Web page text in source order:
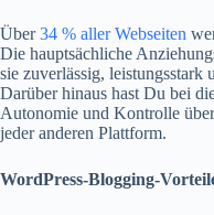
Über34 % aller Webseiten
Die hauptsächliche
sie zuverlässig, leistungsstark
Darüber hinaus hast Du bei
Autonomie und Kontrolle
jeder anderen Plattform.
WordPress-Blogging-